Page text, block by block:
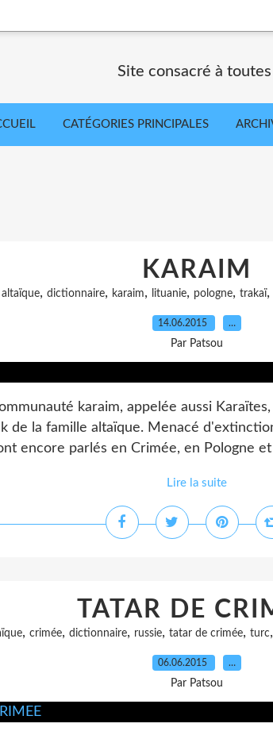
Site consacré à
CATÉGORIES PRINCIPALES
KARAIM
altaïque, dictionnaire, karaim, lituanie, pologne, trakaï,
14.06.2015 …
Par Patsou
karaim, appelée aussi
de la famille altaïque. Menacé
encore parlés en Crimée, en Pologne
Lire la suite
TATAR DE
, crimée, dictionnaire, russie, tatar de crimée, turc,
06.06.2015 …
Par Patsou